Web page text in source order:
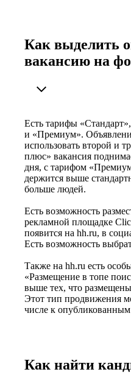
Как выделить
вакансию на
Есть тарифы
и «Премиум».
использовать второй и
плюс» вакансия
дня, с тарифом
держится выше
больше людей.
Есть возможность
рекламной площадке
появится на hh.ru, в
Есть возможность
Также на hh.ru есть
«Размещение в топе
выше тех, что
Этот тип продвижения
числе к
Как найти